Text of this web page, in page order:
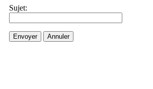
Sujet:
Envoyer Annuler